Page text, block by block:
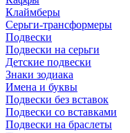
Клаймберы
Серьги-трансформеры
Подвески
Подвески на серьги
Детские подвески
Знаки зодиака
Имена и буквы
Подвески без вставок
Подвески со вставками
Подвески на браслеты